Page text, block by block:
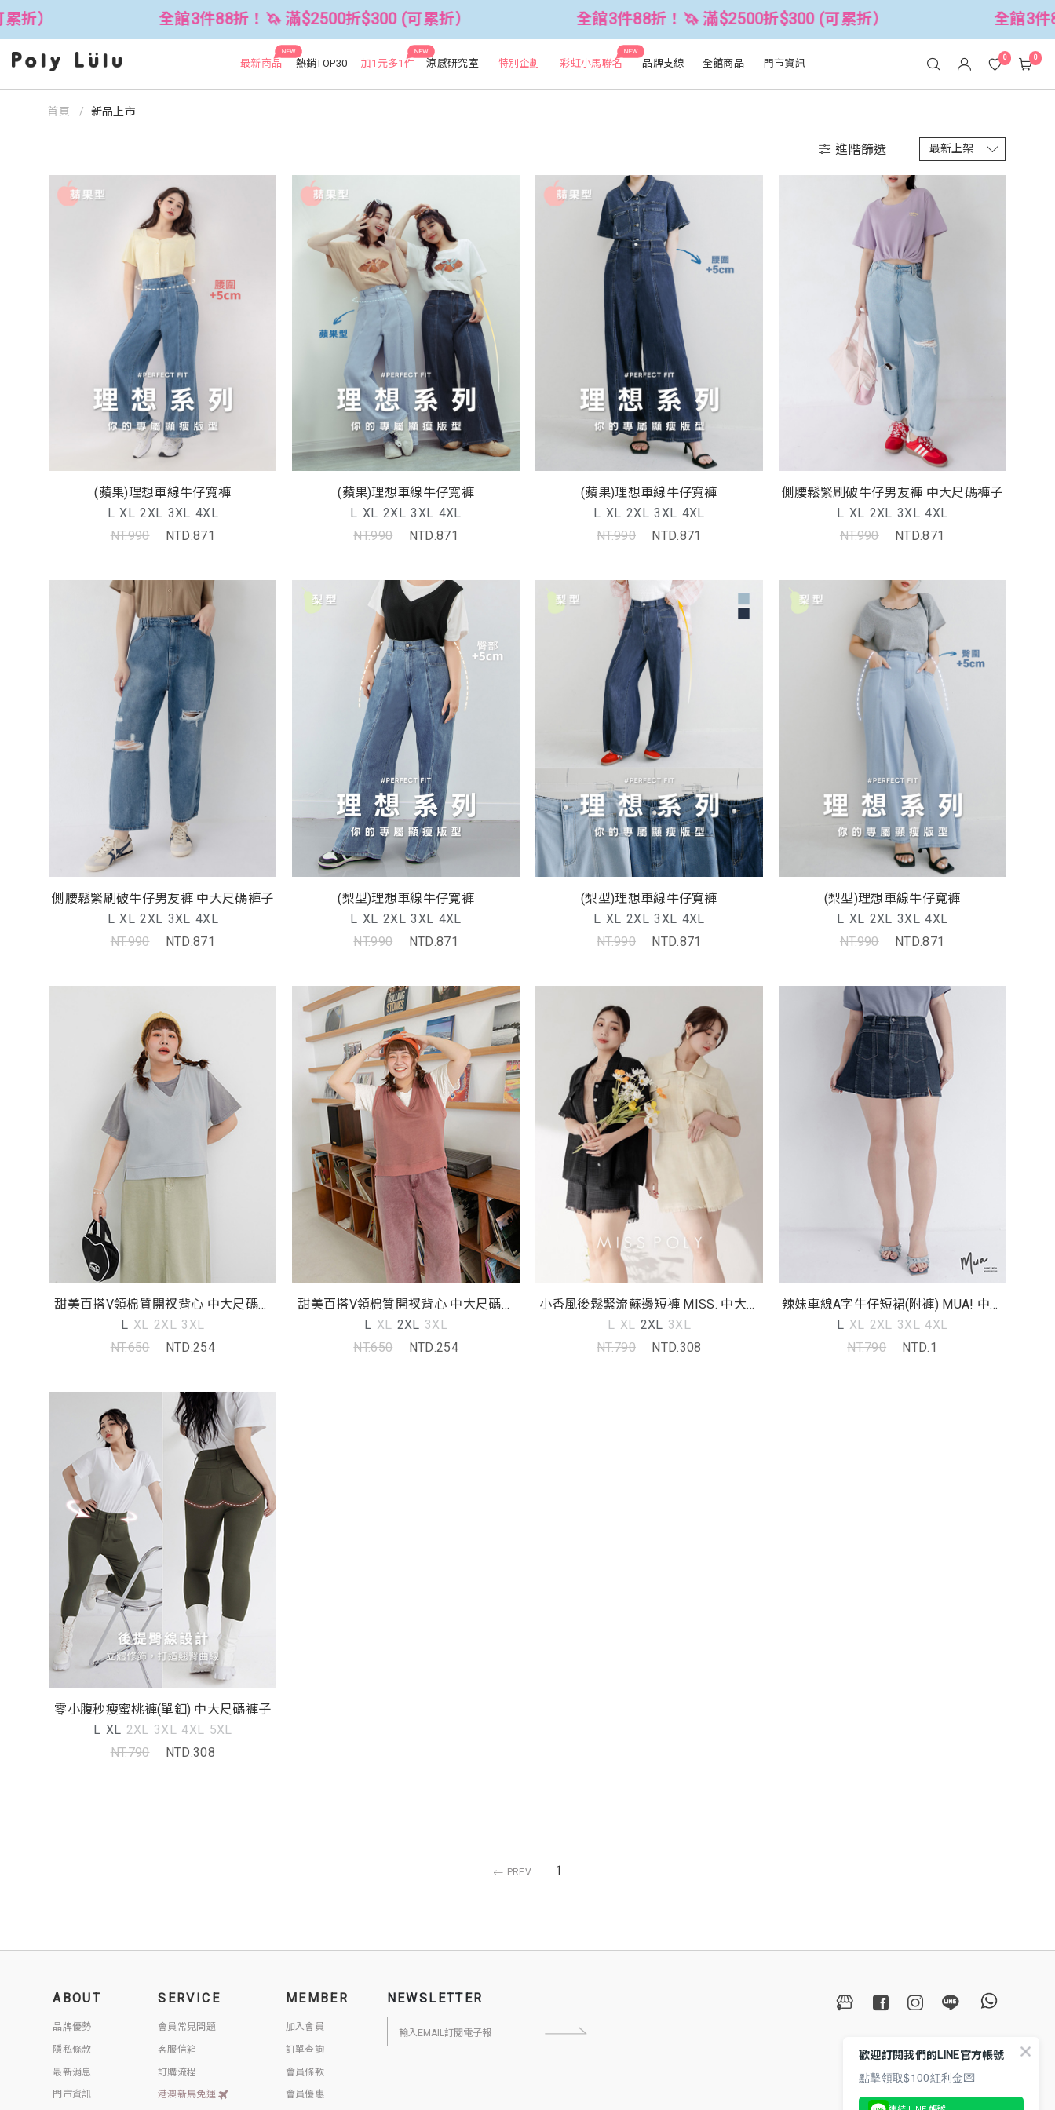
全館3件88折！🦄 滿$2500折$300 (可累折） 全館3件88折！🦄 滿$2500折$300 (可累折） 全館3件88折！🦄
NEW
最新商品 熱銷TOP30
NEW
加1元多1件 涼感研究室 特別企劃
NEW
彩虹小馬聯名 品牌支線 全館商品 門市資訊 0 0
首頁 新品上市
進階篩選
(蘋果)理想車線牛仔寬褲
L XL 2XL 3XL 4XL
NT.990
NTD.871
(蘋果)理想車線牛仔寬褲
L XL 2XL 3XL 4XL
NT.990
NTD.871
(蘋果)理想車線牛仔寬褲
L XL 2XL 3XL 4XL
NT.990
NTD.871
側腰鬆緊刷破牛仔男友褲 中大尺碼褲子
L XL 2XL 3XL 4XL
NT.990
NTD.871
側腰鬆緊刷破牛仔男友褲 中大尺碼褲子
L XL 2XL 3XL 4XL
NT.990
NTD.871
(梨型)理想車線牛仔寬褲
L XL 2XL 3XL 4XL
NT.990
NTD.871
(梨型)理想車線牛仔寬褲
L XL 2XL 3XL 4XL
NT.990
NTD.871
(梨型)理想車線牛仔寬褲
L XL 2XL 3XL 4XL
NT.990
NTD.871
甜美百搭V領棉質開衩背心 中大尺碼上
衣
L XL 2XL 3XL
NT.650
NTD.254
甜美百搭V領棉質開衩背心 中大尺碼上
衣
L XL 2XL 3XL
NT.650
NTD.254
小香風後鬆緊流蘇邊短褲 MISS. 中大尺
碼褲子
L XL 2XL 3XL
NT.790
NTD.308
辣妹車線A字牛仔短裙(附褲) MUA! 中大
尺碼裙子
L XL 2XL 3XL 4XL
NT.790
NTD.1
零小腹秒瘦蜜桃褲(單釦) 中大尺碼褲子
L XL 2XL 3XL 4XL 5XL
NT.790
NTD.308
PREV 1
ABOUT
品牌優勢
隱私條款
最新消息
門市資訊
SERVICE
會員常見問題
客服信箱
訂購流程
港澳新馬免運
MEMBER
加入會員
訂單查詢
會員條款
會員優惠
NEWSLETTER
歡迎訂閱我們的LINE官方帳號
點擊領取$100紅利金💌